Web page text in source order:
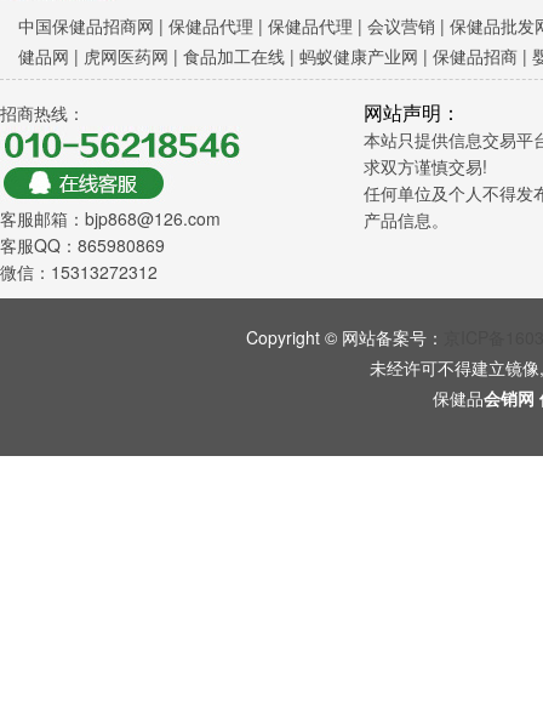
中国保健品招商网 | 保健品代理 | 保健品代理 | 会议营销 | 保健品批发
健品网 | 虎网医药网 | 食品加工在线 | 蚂蚁健康产业网 | 保健品招商 |
招商热线：
客服邮箱：bjp868@126.com
客服QQ：865980869
微信：15313272312
网站声明：
本站只提供信息交易平
求双方谨慎交易!
任何单位及个人不得发
产品信息。
Copyright © 网站备案号：
未经许可不得建立镜
保健品会销网